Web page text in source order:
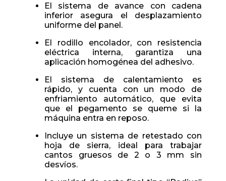
El sistema de avance con cadena
inferior asegura el desplazamiento
uniforme del panel.
El rodillo encolador, con resistencia
eléctrica interna, garantiza una
aplicación homogénea del adhesivo.
El sistema de calentamiento es
rápido, y cuenta con un modo de
enfriamiento automático, que evita
que el pegamento se queme si la
máquina entra en reposo.
Incluye un sistema de retestado con
hoja de sierra, ideal para trabajar
cantos gruesos de 2 o 3 mm sin
desvíos.